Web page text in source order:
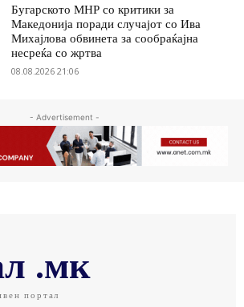
Бугарското МНР со критики за
Македонија поради случајот со Ива
Михајлова обвинета за сообраќајна
несреќа со жртва
08.08.2026 21:06
- Advertisement -
.мк
портал